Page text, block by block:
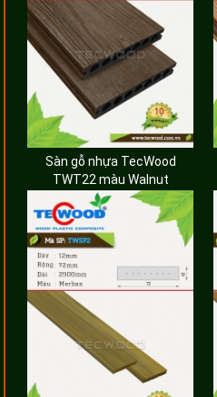
Sàn gỗ nhựa TecWood
TWT22 màu Walnut